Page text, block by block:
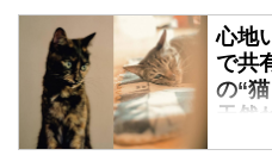
心地
で共
の“
天然
2匹の